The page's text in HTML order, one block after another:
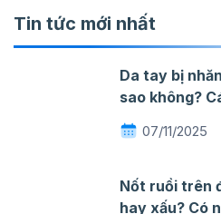
Tin tức mới nhất
Da tay bị
sao không?
nhăn khi gặp
07/11/2025
Nốt ruồi trên
hay xấu? Có